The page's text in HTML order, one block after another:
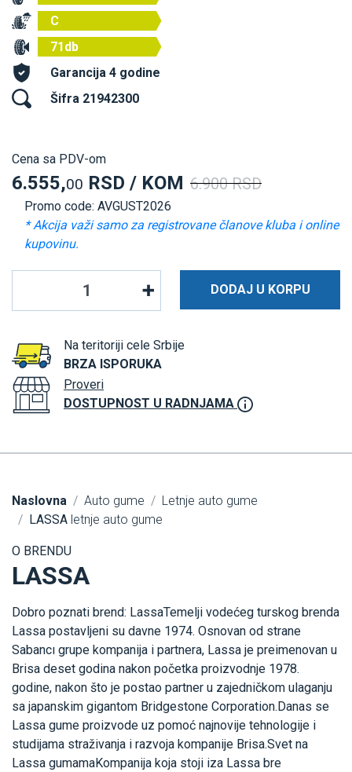
C
71db
Garancija 4 godine
Šifra 21942300
Cena sa PDV-om
6.555,00 RSD / KOM 6.900 RSD
Promo code: AVGUST2026
* Akcija važi samo za registrovane članove kluba i online
kupovinu.
DODAJ U KORPU
Na teritoriji cele Srbije
BRZA ISPORUKA
Proveri
DOSTUPNOST U RADNJAMA
Naslovna Auto gume
Letnje auto gume
LASSA letnje auto gume
O BRENDU
LASSA
Dobro poznati brend: LassaTemelji vodećeg turskog brenda
Lassa postavljeni su davne 1974. Osnovan od strane
Sabancı grupe kompanija i partnera, Lassa je preimenovan u
Brisa deset godina nakon početka proizvodnje 1978.
godine, nakon što je postao partner u zajedničkom ulaganju
sa japanskim gigantom Bridgestone Corporation.Danas se
Lassa gume proizvode uz pomoć najnovije tehnologije i
studijama straživanja i razvoja kompanije Brisa.Svet na
Lassa gumamaKompanija koja stoji iza Lassa bre